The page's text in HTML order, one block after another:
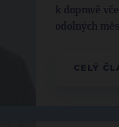
k dopravě
odolných
CELÝ